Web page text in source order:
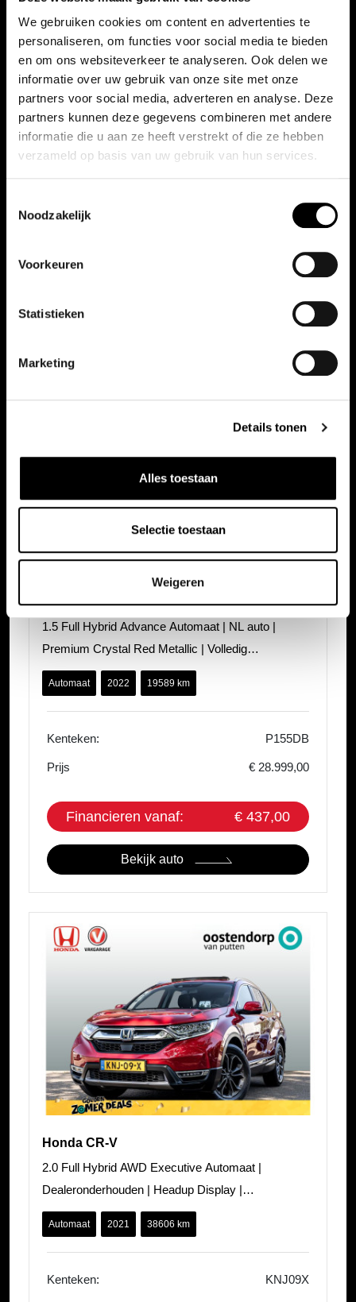
We gebruiken cookies om content en advertenties te
personaliseren, om functies voor social media te bieden
en om ons websiteverkeer te analyseren. Ook delen we
informatie over uw gebruik van onze site met onze
partners voor social media, adverteren en analyse. Deze
partners kunnen deze gegevens combineren met andere
informatie die u aan ze heeft verstrekt of die ze hebben
verzameld op basis van uw gebruik van hun services.
Noodzakelijk
Voorkeuren
Statistieken
Marketing
Details tonen
Alles toestaan
Selectie toestaan
Weigeren
Bekijk ook onze andere auto's
Honda HR-V
1.5 Full Hybrid Advance Automaat | NL auto |
Premium Crystal Red Metallic | Volledig
Dealeronderhouden | 1e eigenaar | Navi | Ca
Automaat 2022 19589 km
Kenteken: P155DB
Prijs € 28.999,00
Financieren vanaf: € 437,00
Bekijk auto
Honda CR-V
2.0 Full Hybrid AWD Executive Automaat |
Dealeronderhouden | Headup Display |
Panoramadak | Carplay/ Android auto | Adaptieve Cr
Automaat 2021 38606 km
Kenteken: KNJ09X